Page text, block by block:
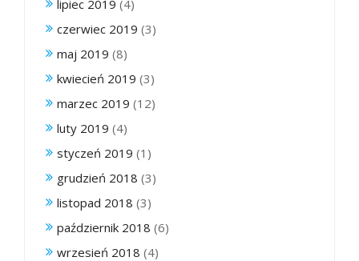
lipiec 2019 (4)
czerwiec 2019 (3)
maj 2019 (8)
kwiecień 2019 (3)
marzec 2019 (12)
luty 2019 (4)
styczeń 2019 (1)
grudzień 2018 (3)
listopad 2018 (3)
październik 2018 (6)
wrzesień 2018 (4)